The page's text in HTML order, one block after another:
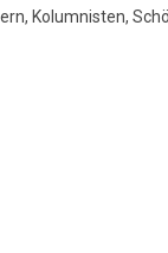
Kolumnisten,